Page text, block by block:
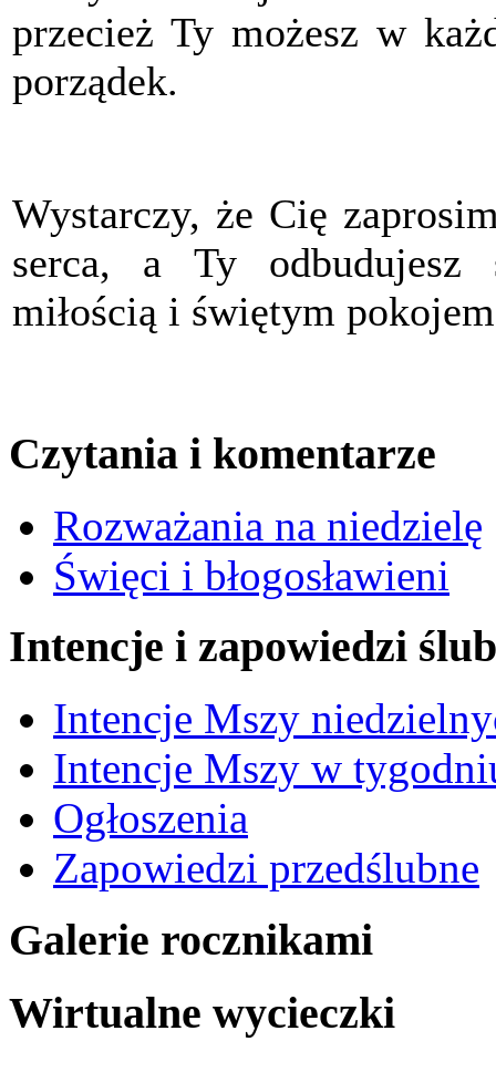
przecież Ty możesz w
porządek.
Wystarczy, że Cię
serca, a Ty odbudujesz
miłością i świętym
Czytania i komentarze
Rozważania na niedzielę
Święci i błogosławieni
Intencje i zapowiedzi
Intencje Mszy
Intencje Mszy w
Ogłoszenia
Zapowiedzi przedślubne
Galerie rocznikami
Wirtualne wycieczki